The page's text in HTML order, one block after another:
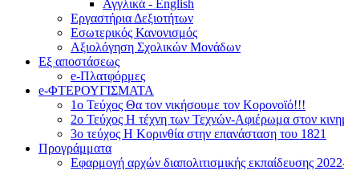
Αγγλικά - English
Εργαστήρια Δεξιοτήτων
Εσωτερικός Κανονισμός
Αξιολόγηση Σχολικών Μονάδων
Εξ αποστάσεως
e-Πλατφόρμες
e-ΦΤΕΡΟΥΓΙΣΜΑΤΑ
1ο Τεύχος Θα τον νικήσουμε τον Κορονοϊό!!!
2ο Τεύχος Η τέχνη των Τεχνών-Αφιέρωμα στον
3ο τεύχος Η Κορινθία στην επανάσταση του 1821
Προγράμματα
Εφαρμογή αρχών διαπολιτισμικής εκπαίδευσης